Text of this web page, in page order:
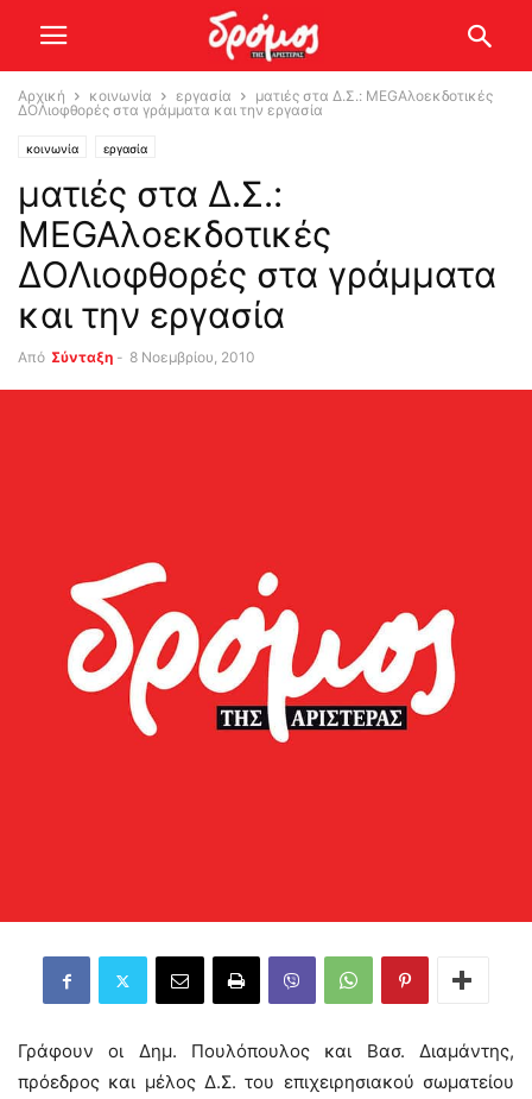
Αρχική κοινωνία εργασία
ματιές στα Δ.Σ.: MEGAλοεκδοτικές
ΔΟΛιοφθορές στα γράμματα και την εργασία
κοινωνία εργασία
ματιές στα Δ.Σ.:
MEGAλοεκδοτικές
ΔΟΛιοφθορές στα γράμματα
και την εργασία
Από Σύνταξη - 8 Νοεμβρίου, 2010
Γράφουν οι Δημ. Πουλόπουλος και Βασ. Διαμάντης,
πρόεδρος και μέλος Δ.Σ. του επιχειρησιακού σωματείου